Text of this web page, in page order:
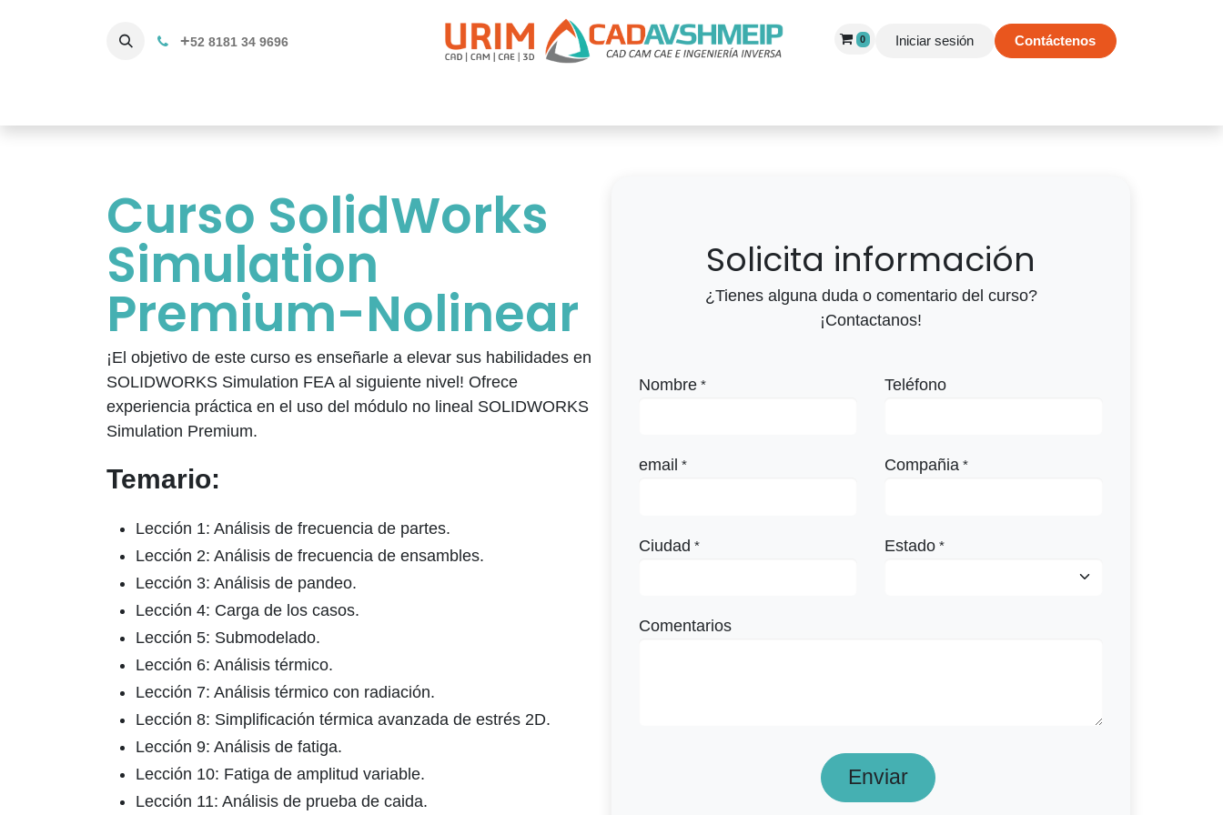
+52 8181 34 9696 0 Iniciar sesión Contáctenos
Curso SolidWorks
Simulation
Premium-Nolinear
¡El objetivo de este curso es enseñarle a elevar sus habilidades en
SOLIDWORKS Simulation FEA al siguiente nivel! Ofrece
experiencia práctica en el uso del módulo no lineal SOLIDWORKS
Simulation Premium.
Temario:
Lección 1: Análisis de frecuencia de partes.
Lección 2: Análisis de frecuencia de ensambles.
Lección 3: Análisis de pandeo.
Lección 4: Carga de los casos.
Lección 5: Submodelado.
Lección 6: Análisis térmico.
Lección 7: Análisis térmico con radiación.
Lección 8: Simplificación térmica avanzada de estrés 2D.
Lección 9: Análisis de fatiga.
Lección 10: Fatiga de amplitud variable.
Lección 11: Análisis de prueba de caida.
Solicita información
¿Tienes alguna duda o comentario del curso?
¡Contactanos!
Nombre * Teléfono
email * Compañia *
Ciudad * Estado *
Comentarios
Enviar